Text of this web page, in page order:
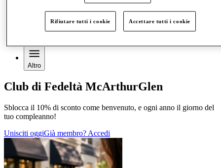
Pianifica la tua visita
Cosa c'è in programma
Mangia e Bevi
Gift Card
Altro
Club di Fedeltà McArthurGlen
Sblocca il 10% di sconto come benvenuto, e ogni anno il giorno del
tuo compleanno!
Unisciti oggiGià membro? Accedi
Rifiutare tutti i cookie Accettare tutti i cookie